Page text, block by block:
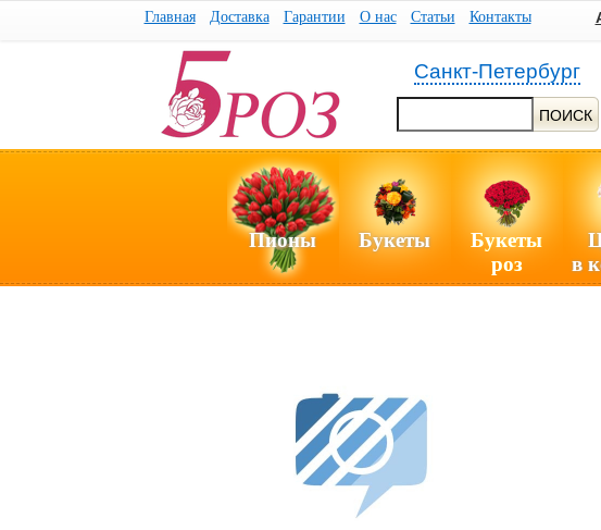
Главная Доставка Гарантии О нас Статьи Контакты
Санкт-Петербург
ПОИСК
Пионы Букеты
Букеты
роз
в